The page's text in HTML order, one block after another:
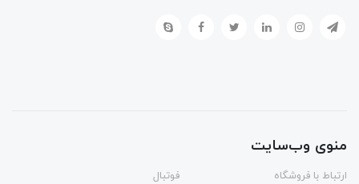
منوی وب‌سایت
ارتباط با فروشگاه
فوتبال